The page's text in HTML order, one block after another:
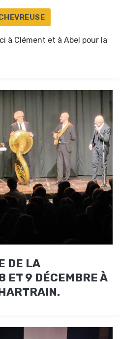
à Clément et à Abel pour la
DE LA
ET 9 DÉCEMBRE À